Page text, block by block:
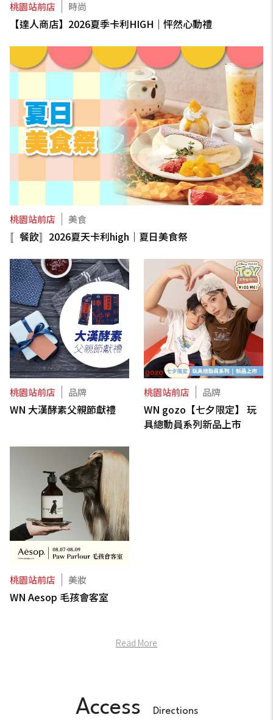
桃園站前店 時尚
【達人商店】2026夏季卡利HIGH｜怦然心動禮
桃園站前店 美食
〚餐飲〛2026夏天卡利high｜夏日美食祭
桃園站前店 品牌
WN 大漢酵素父親節獻禮
桃園站前店 品牌
WN gozo【七夕限定】 玩
具總動員系列新品上市
桃園站前店 美妝
WN Aesop 毛孩會客室
Read More
Access Directions